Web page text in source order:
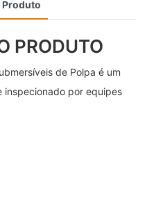
Produto
PRODUTO
de Polpa é um
inspecionado por equipes